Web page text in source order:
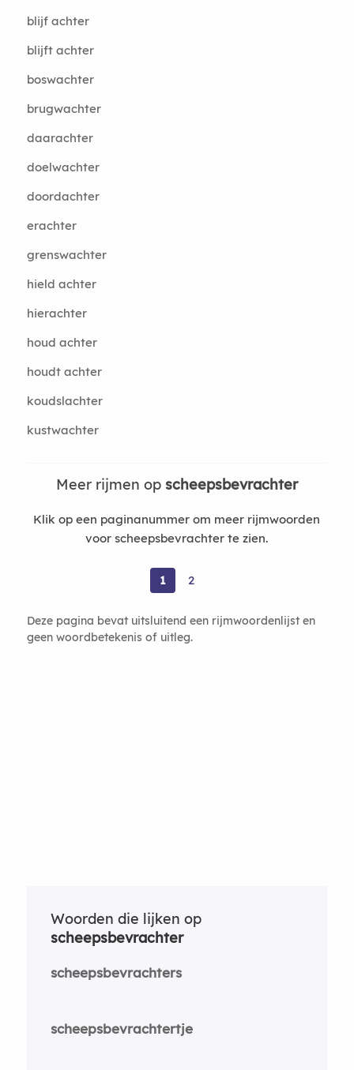
blijf achter
blijft achter
boswachter
brugwachter
daarachter
doelwachter
doordachter
erachter
grenswachter
hield achter
hierachter
houd achter
houdt achter
koudslachter
kustwachter
Meer rijmen op scheepsbevrachter
Klik op een paginanummer om meer rijmwoorden
voor scheepsbevrachter te zien.
1 2
Deze pagina bevat uitsluitend een rijmwoordenlijst en
geen woordbetekenis of uitleg.
Woorden die lijken op
scheepsbevrachter
scheepsbevrachters
scheepsbevrachtertje